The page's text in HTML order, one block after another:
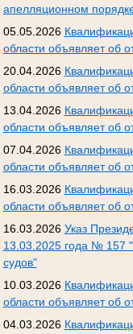
апелляционном
05.05.2026
области объявляет об
20.04.2026
области объявляет об
13.04.2026
области объявляет об
07.04.2026
области объявляет об
16.03.2026
области объявляет об
16.03.2026 Указ
13.03.2025 года № 157
судов"
10.03.2026
области объявляет об
04.03.2026